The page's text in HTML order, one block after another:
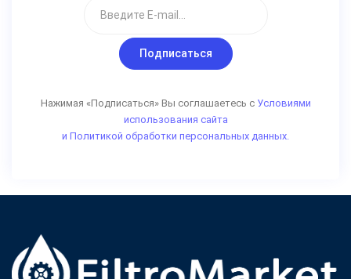
Подписаться
Нажимая «Подписаться» Вы соглашаетесь с Условиями
использования сайта
и Политикой обработки персональных данных.